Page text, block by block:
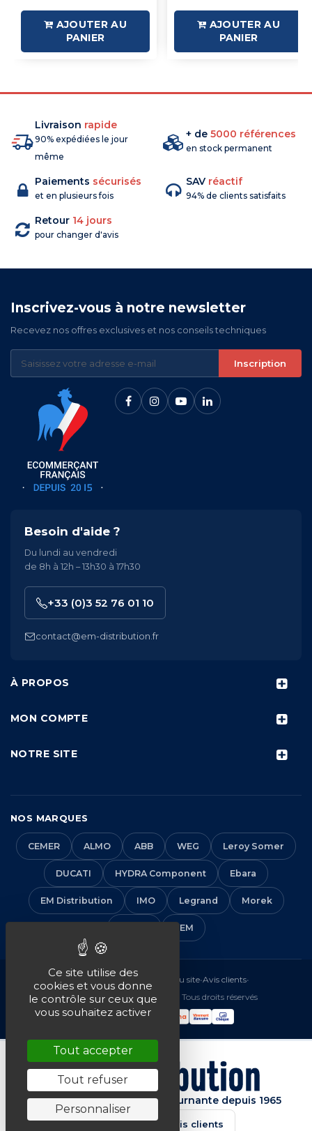
AJOUTER AU
PANIER
AJOUTER AU
PANIER
Livraison rapide
90% expédiées le jour
même
+ de 5000 références
en stock permanent
Paiements sécurisés
et en plusieurs fois
SAV réactif
94% de clients satisfaits
Retour 14 jours
pour changer d'avis
Inscrivez-vous à notre newsletter
Recevez nos offres exclusives et nos conseils techniques
Inscription
À PROPOS
MON COMPTE
NOTRE SITE
Besoin d'aide ?
Du lundi au vendredi
de 8h à 12h – 13h30 à 17h30
+33 (0)3 52 76 01 10
contact@em-distribution.fr
NOS MARQUES
CEMER ALMO ABB WEG Leroy Somer
DUCATI HYDRA Component Ebara
EM Distribution IMO Legrand Morek
VEM
Mentions légales•CGV Plan du site•Avis clients•
© 2016-2026 EM Distribution - Tous droits réservés
Spécialiste de la machine tournante depuis 1965
★★★★★4.7/5 · Avis clients
Ce site utilise des
cookies et vous donne
le contrôle sur ceux que
vous souhaitez activer
Tout accepter
Tout refuser
Personnaliser